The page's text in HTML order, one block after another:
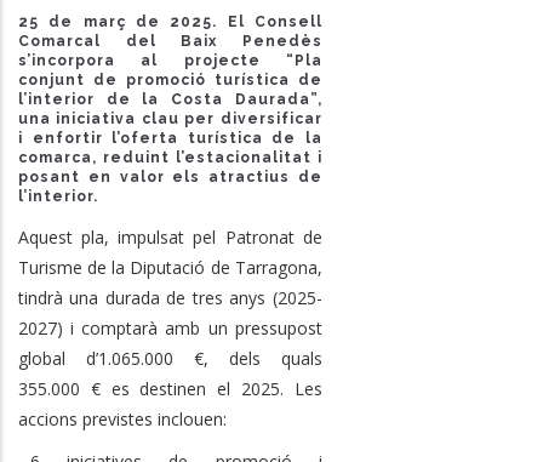
25 de març de 2025. El Consell
Comarcal del Baix Penedès
s’incorpora al projecte “Pla
conjunt de promoció turística de
l’interior de la Costa Daurada”,
una iniciativa clau per diversificar
i enfortir l’oferta turística de la
comarca, reduint l’estacionalitat i
posant en valor els atractius de
l’interior.
Aquest pla, impulsat pel Patronat de
Turisme de la Diputació de Tarragona,
tindrà una durada de tres anys (2025-
2027) i comptarà amb un pressupost
global d’1.065.000 €, dels quals
355.000 € es destinen el 2025. Les
accions previstes inclouen: